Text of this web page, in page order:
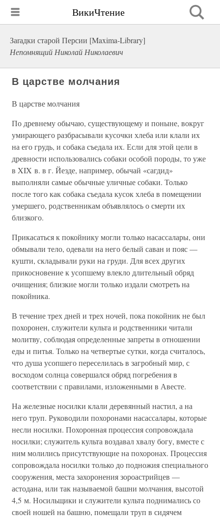
ВикиЧтение
Заrадки старой Персии [Maxima-Library]
Непомнящий Николай Николаевич
В царстве молчания
В царстве молчания
По древнему обычаю, существующему и поныне, вокруг
умирающего разбрасывали кусочки хлеба или клали их
на его грудь, и собака съедала их. Если для этой цели в
древности использовались собаки особой породы, то уже
в XIX в. в г. Йезде, например, обычай «сагдид»
выполняли самые обычные уличные собаки. Только
после того как собака съедала кусок хлеба в помещении
умершего, родственникам объявлялось о смерти их
близкого.
Прикасаться к покойнику могли только насассалары, они
обмывали тело, одевали на него белый саван и пояс —
кушти, складывали руки на груди. Для всех других
прикосновение к усопшему влекло длительный обряд
очищения; близкие могли только издали смотреть на
покойника.
В течение трех дней и трех ночей, пока покойник не был
похоронен, служители культа и родственники читали
молитву, соблюдая определенные запреты в отношении
еды и питья. Только на четвертые сутки, когда считалось,
что душа усопшего переселилась в загробный мир, с
восходом солнца совершался обряд погребения в
соответствии с правилами, изложенными в Авесте.
На железные носилки клали деревянный настил, а на
него труп. Руководили похоронами насассалары, которые
несли носилки. Похоронная процессия сопровождала
носилки; служитель культа воздавал хвалу богу, вместе с
ним молились присутствующие на похоронах. Процессия
сопровождала носилки только до подножия специального
сооружения, места захоронения зороастрийцев —
астодана, или так называемой башни молчания, высотой
4,5 м. Носильщики и служители культа поднимались со
своей ношей на башню, помещали труп в сидячем